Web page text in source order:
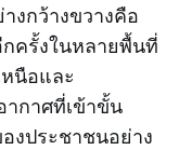
งกว้างขวางคือ
ครั้งในหลายพื้นที่
นือและ
กาศที่เข้าขั้น
งประชาชนอย่าง